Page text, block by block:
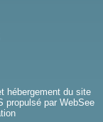
hébergement du site
propulsé par WebSee